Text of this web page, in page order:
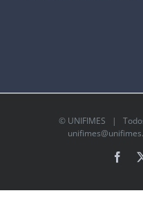
© UNIFIMES |